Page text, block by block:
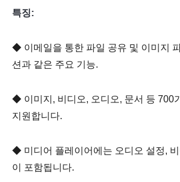
특징:
◆ 이메일을 통한 파일 공유 및 이미지
션과 같은 주요 기능.
◆ 이미지, 비디오, 오디오, 문서 등 700
지원합니다.
◆ 미디어 플레이어에는 오디오 설정,
이 포함됩니다.